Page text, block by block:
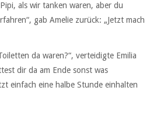
als wir tanken waren, aber du
gab Amelie zurück: „Jetzt mach
da waren?“, verteidigte Emilia
dir da am Ende sonst was
einfach eine halbe Stunde einhalten